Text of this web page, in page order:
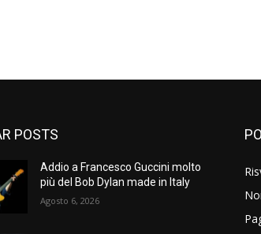
POSTS
Addio a Francesco Guccini molto
più del Bob Dylan made in Italy
Agosto 6, 2026